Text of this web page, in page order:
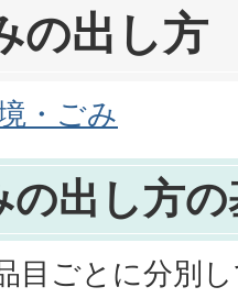
の出し方
・ごみ
の出し方
目ごとに分別